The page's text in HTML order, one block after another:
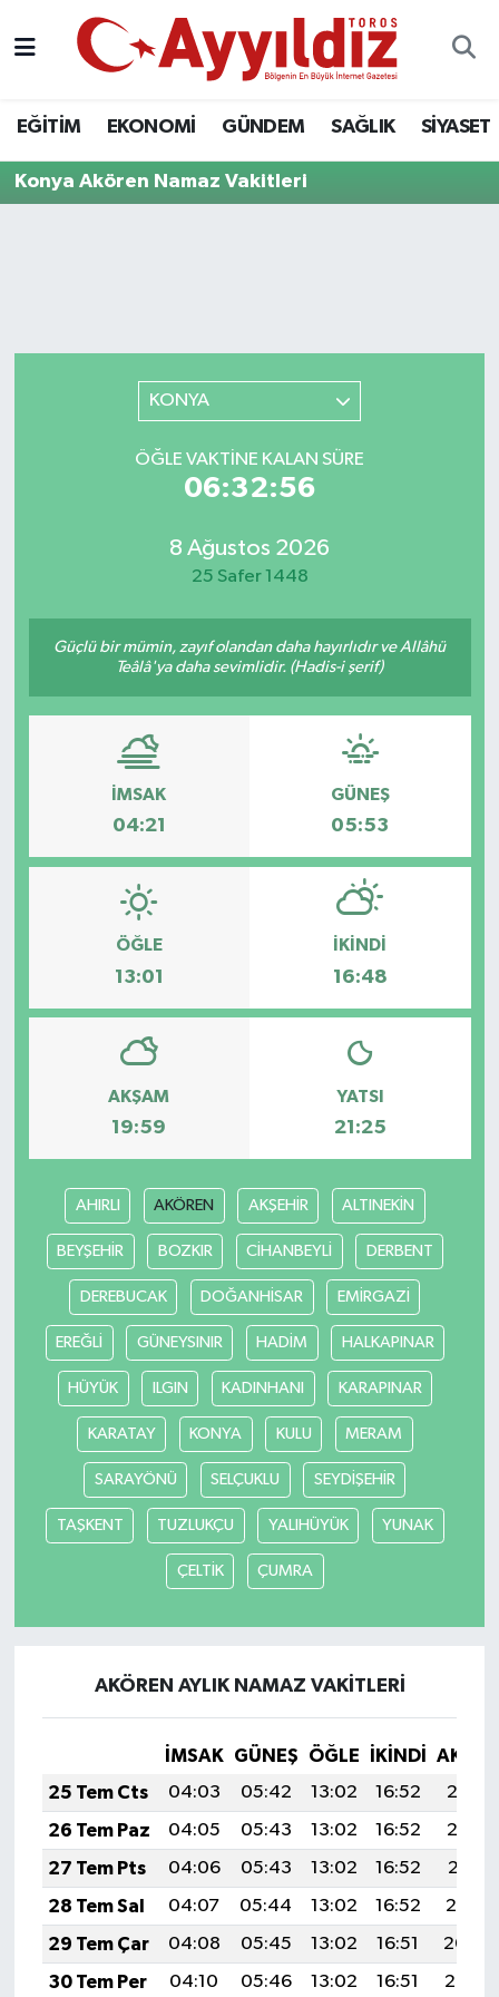
EĞİTİM EKONOMİ GÜNDEM SAĞLIK SİYASET
Konya Akören Namaz Vakitleri
KONYA
ÖĞLE VAKTINE KALAN SÜRE
06:32:56
8 Ağustos 2026
25 Safer 1448
Güçlü bir mümin, zayıf olandan daha hayırlıdır ve Allâhü
Teâlâ'ya daha sevimlidir. (Hadis-i şerif)
İMSAK
04:21
GÜNEŞ
05:53
ÖĞLE
13:01
İKINDI
16:48
AKŞAM
19:59
YATSI
21:25
AHIRLI AKÖREN AKŞEHİR ALTINEKİN
BEYŞEHİR BOZKIR CİHANBEYLİ DERBENT
DEREBUCAK DOĞANHİSAR EMİRGAZİ
EREĞLİ GÜNEYSINIR HADİM HALKAPINAR
HÜYÜK ILGIN KADINHANI KARAPINAR
KARATAY KONYA KULU MERAM
SARAYÖNÜ SELÇUKLU SEYDİŞEHİR
TAŞKENT TUZLUKÇU YALIHÜYÜK YUNAK
ÇELTİK ÇUMRA
AKÖREN AYLIK NAMAZ VAKITLERI
İMSAK GÜNEŞ ÖĞLE İKINDI
25 Tem Cts
04:03 05:42 13:02 16:52
20:12
26 Tem Paz
04:05 05:43 13:02 16:52
20:12
27 Tem Pts
04:06 05:43 13:02 16:52
20:11
28 Tem Sal
04:07 05:44 13:02 16:52
20:10
29 Tem Çar
04:08 05:45 13:02 16:51
20:09
30 Tem Per
04:10 05:46 13:02 16:51 20:08